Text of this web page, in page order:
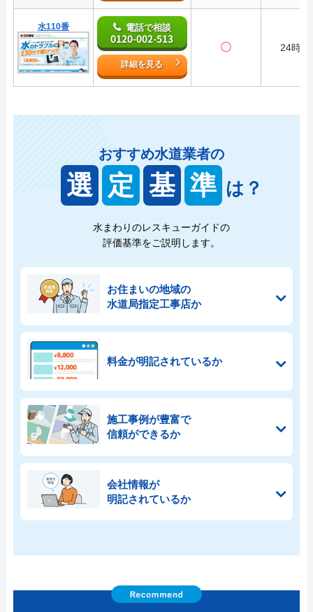
水110番 電話で相談
0120-002-513
詳細を見る
〇 24時間
おすすめ水道業者の
選 定 基 準 は？
水まわりのレスキューガイドの
評価基準をご説明します。
お住まいの地域の
水道局指定工事店か
料金が明記されているか
施工事例が豊富で
信頼ができるか
会社情報が
明記されているか